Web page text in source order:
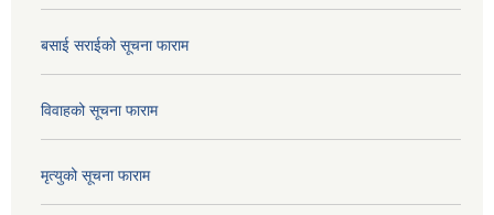
बसाई सराईको सूचना फाराम
विवाहको सूचना फाराम
मृत्युको सूचना फाराम